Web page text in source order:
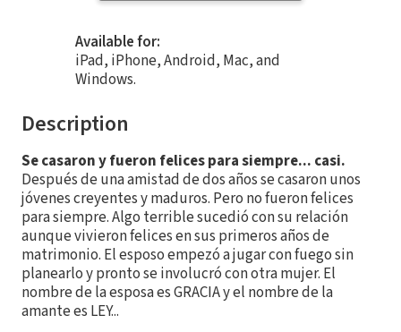
Available for:
iPad, iPhone, Android, Mac, and
Windows.
Description
Se casaron y fueron felices para siempre... casi.
Después de una amistad de dos años se casaron unos
jóvenes creyentes y maduros. Pero no fueron felices
para siempre. Algo terrible sucedió con su relación
aunque vivieron felices en sus primeros años de
matrimonio. El esposo empezó a jugar con fuego sin
planearlo y pronto se involucró con otra mujer. El
nombre de la esposa es GRACIA y el nombre de la
amante es LEY...